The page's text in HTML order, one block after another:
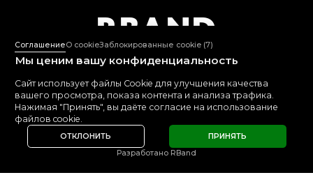
RB AND
Агентство дизайна и интернет-индустрии
+7 495 109-12-02
Пн-Пт: 10:00-18:00
mail@rband.pro
WhatsAppTelegramBehance
ОТЗЫВЫ
СоглашениеО cookieЗаблокированные cookie (7)
Мы ценим вашу конфиденциальность
Сайт использует файлы Cookie для улучшения качества
вашего просмотра, показа контента и анализа трафика.
Нажимая "Принять", вы даёте согласие на использование
файлов cookie.
ПРИНЯТЬ
ОТКЛОНИТЬ
Разработано RBand